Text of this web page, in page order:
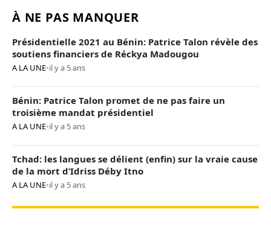
À NE PAS MANQUER
Présidentielle 2021 au Bénin: Patrice Talon révèle des
soutiens financiers de Réckya Madougou
A LA UNE•il y a 5 ans
Bénin: Patrice Talon promet de ne pas faire un
troisième mandat présidentiel
A LA UNE•il y a 5 ans
Tchad: les langues se délient (enfin) sur la vraie cause
de la mort d’Idriss Déby Itno
A LA UNE•il y a 5 ans